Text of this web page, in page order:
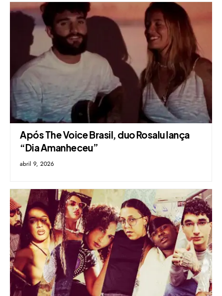
Após The Voice Brasil, duo Rosalu lança
“Dia Amanheceu”
abril 9, 2026